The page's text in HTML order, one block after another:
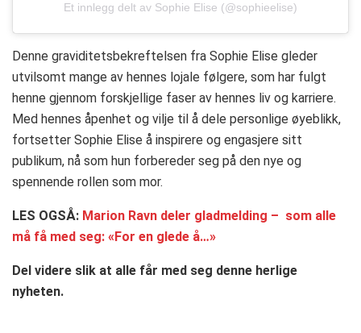
Et innlegg delt av Sophie Elise (@sophieelise)
Denne graviditetsbekreftelsen fra Sophie Elise gleder
utvilsomt mange av hennes lojale følgere, som har fulgt
henne gjennom forskjellige faser av hennes liv og karriere.
Med hennes åpenhet og vilje til å dele personlige øyeblikk,
fortsetter Sophie Elise å inspirere og engasjere sitt
publikum, nå som hun forbereder seg på den nye og
spennende rollen som mor.
LES OGSÅ: Marion Ravn deler gladmelding – som alle
må få med seg: «For en glede å…»
Del videre slik at alle får med seg denne herlige
nyheten.